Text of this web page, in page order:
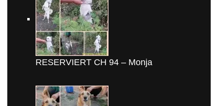
RESERVIERT CH 94 – Monja